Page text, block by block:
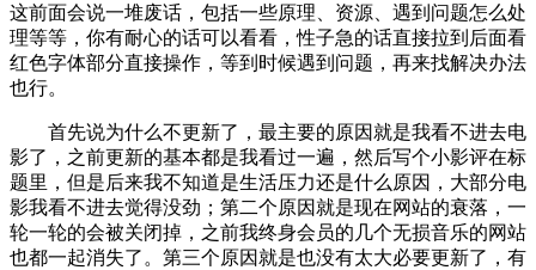
这前面会说一堆废话，包括一些原理、资源、遇到问题怎么处
理等等，你有耐心的话可以看看，性子急的话直接拉到后面看
红色字体部分直接操作，等到时候遇到问题，再来找解决办法
也行。
首先说为什么不更新了，最主要的原因就是我看不进去电
影了，之前更新的基本都是我看过一遍，然后写个小影评在标
题里，但是后来我不知道是生活压力还是什么原因，大部分电
影我看不进去觉得没劲；第二个原因就是现在网站的衰落，一
轮一轮的会被关闭掉，之前我终身会员的几个无损音乐的网站
也都一起消失了。第三个原因就是也没有太大必要更新了，有